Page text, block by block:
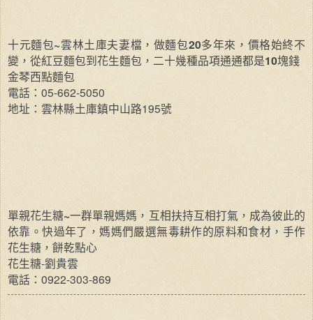
十元麵包~雲林土庫夫妻檔，做麵包20多年來，價格始終不
變，從紅豆麵包到花生麵包，二十幾種品項通通都是10塊錢
金琴西點麵包
電話： 05-662-5050
地址：雲林縣土庫鎮中山路195號
單親花生糖~一群單親媽媽，互相扶持互相打氣，成為彼此的
依靠。快過年了，媽媽們嚴選無毒耕作的原料和食材，手作
花生糖，餅乾點心
花生糖-劉貴雲
電話： 0922-303-869